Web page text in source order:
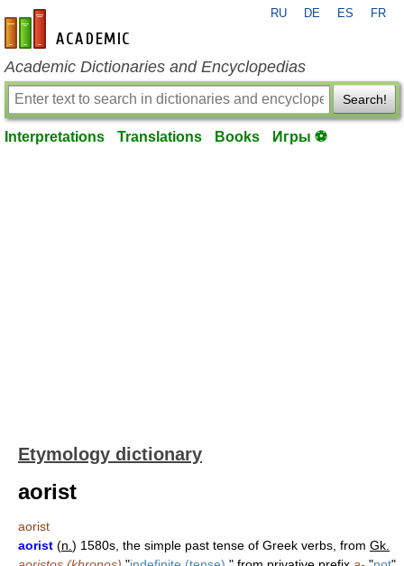
en-academic.com
RU DE ES FR
Academic Dictionaries and Encyclopedias
Search!
Interpretations Translations Books Игры ⚽
Etymology dictionary
aorist
aorist
aorist (n. ) 1580s, the simple past tense of Greek verbs, from Gk.